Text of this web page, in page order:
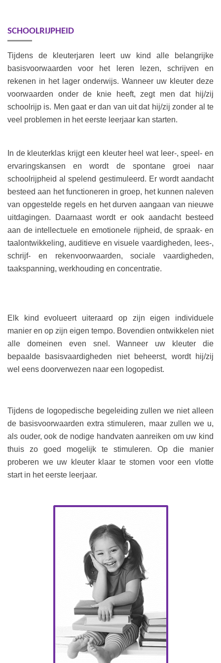
SCHOOLRIJPHEID
Tijdens de kleuterjaren leert uw kind alle belangrijke
basisvoorwaarden voor het leren lezen, schrijven en
rekenen in het lager onderwijs. Wanneer uw kleuter deze
voorwaarden onder de knie heeft, zegt men dat hij/zij
schoolrijp is. Men gaat er dan van uit dat hij/zij zonder al te
veel problemen in het eerste leerjaar kan starten.
In de kleuterklas krijgt een kleuter heel wat leer-, speel- en
ervaringskansen en wordt de spontane groei naar
schoolrijpheid al spelend gestimuleerd. Er wordt aandacht
besteed aan het functioneren in groep, het kunnen naleven
van opgestelde regels en het durven aangaan van nieuwe
uitdagingen. Daarnaast wordt er ook aandacht besteed
aan de intellectuele en emotionele rijpheid, de spraak- en
taalontwikkeling, auditieve en visuele vaardigheden, lees-,
schrijf- en rekenvoorwaarden, sociale vaardigheden,
taakspanning, werkhouding en concentratie.
Elk kind evolueert uiteraard op zijn eigen individuele
manier en op zijn eigen tempo. Bovendien ontwikkelen niet
alle domeinen even snel. Wanneer uw kleuter die
bepaalde basisvaardigheden niet beheerst, wordt hij/zij
wel eens doorverwezen naar een logopedist.
Tijdens de logopedische begeleiding zullen we niet alleen
de basisvoorwaarden extra stimuleren, maar zullen we u,
als ouder, ook de nodige handvaten aanreiken om uw kind
thuis zo goed mogelijk te stimuleren. Op die manier
proberen we uw kleuter klaar te stomen voor een vlotte
start in het eerste leerjaar.